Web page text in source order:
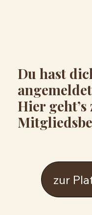
Du hast
Hier
zur